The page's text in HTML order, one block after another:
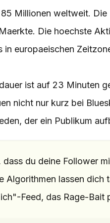
Millionen weltweit. Die
Die hoechste
europaeischen
ist auf 23 Minuten
nicht nur kurz bei
der ein Publikum
du deine Follower
Algorithmen lassen dich
Feed, das Rage-Bait